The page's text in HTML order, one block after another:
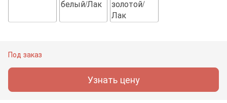
Под заказ
Узнать цену